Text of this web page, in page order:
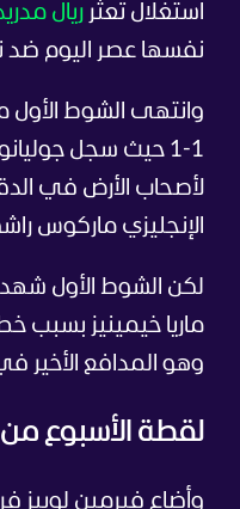
استغلال تعثر ريال
نفسها عصر اليوم ضد
وانتهى الشوط الأول
1-1 حيث سجل
الإنجليزي ماركوس
لكن الشوط الأول
ماريا خيمينيز بسبب
وهو المدافع الأخير
لقطة الأسبوع من
وأضاع فيرمين